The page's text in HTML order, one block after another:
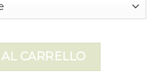
CARRELLO